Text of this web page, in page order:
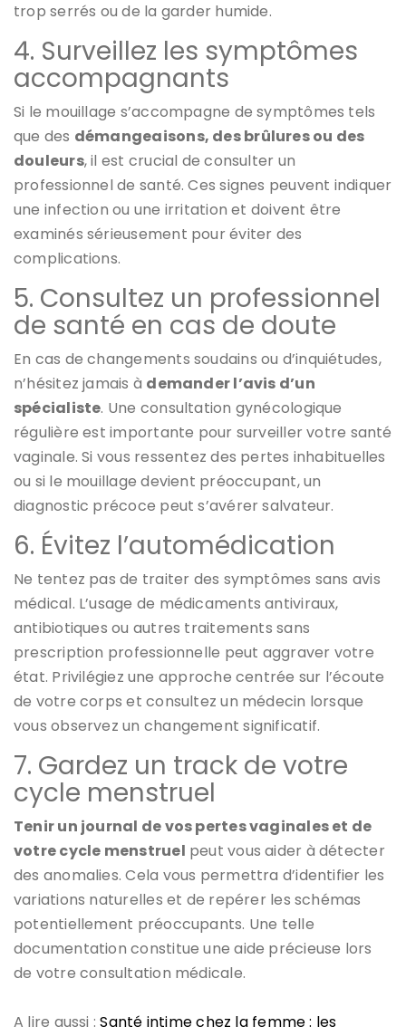
trop serrés ou de la garder humide.
4. Surveillez les symptômes
accompagnants
Si le mouillage s’accompagne de symptômes tels
que des démangeaisons, des brûlures ou des
douleurs, il est crucial de consulter un
professionnel de santé. Ces signes peuvent indiquer
une infection ou une irritation et doivent être
examinés sérieusement pour éviter des
complications.
5. Consultez un professionnel
de santé en cas de doute
En cas de changements soudains ou d’inquiétudes,
n’hésitez jamais à demander l’avis d’un
spécialiste. Une consultation gynécologique
régulière est importante pour surveiller votre santé
vaginale. Si vous ressentez des pertes inhabituelles
ou si le mouillage devient préoccupant, un
diagnostic précoce peut s’avérer salvateur.
6. Évitez l’automédication
Ne tentez pas de traiter des symptômes sans avis
médical. L’usage de médicaments antiviraux,
antibiotiques ou autres traitements sans
prescription professionnelle peut aggraver votre
état. Privilégiez une approche centrée sur l’écoute
de votre corps et consultez un médecin lorsque
vous observez un changement significatif.
7. Gardez un track de votre
cycle menstruel
Tenir un journal de vos pertes vaginales et de
votre cycle menstruel peut vous aider à détecter
des anomalies. Cela vous permettra d’identifier les
variations naturelles et de repérer les schémas
potentiellement préoccupants. Une telle
documentation constitue une aide précieuse lors
de votre consultation médicale.
A lire aussi :Santé intime chez la femme : les